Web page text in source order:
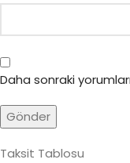
Daha sonraki
Taksit Tablosu